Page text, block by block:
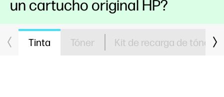
un cartucho original HP?
Tinta Tóner Kit de recarga de tóner